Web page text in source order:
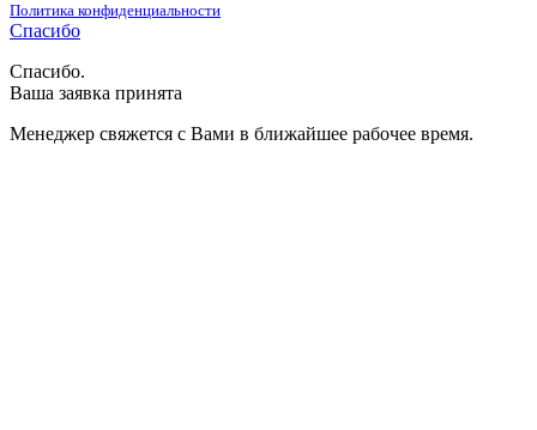
Политика конфиденциальности
Спасибо
Спасибо.
Ваша заявка принята
Менеджер свяжется с Вами в ближайшее рабочее время.